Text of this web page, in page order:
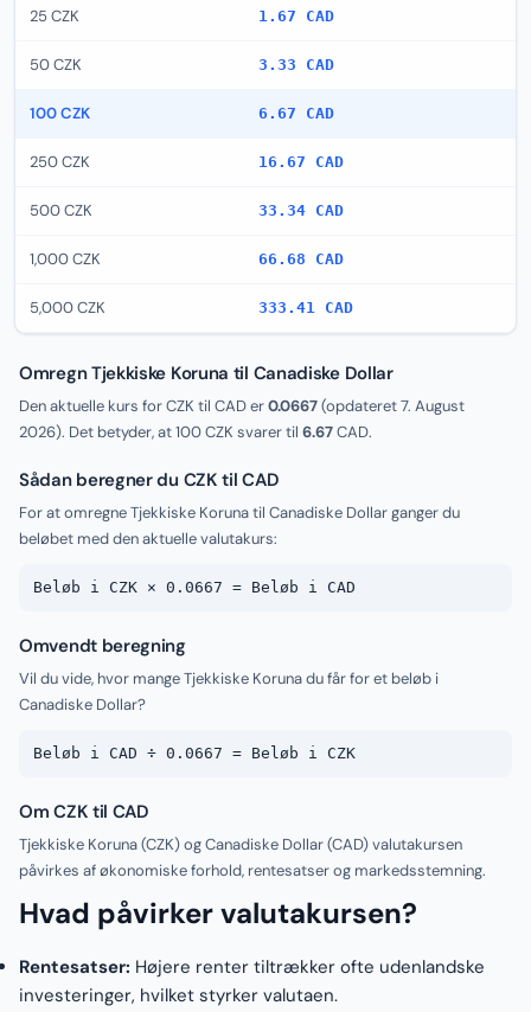
25 CZK 1.67 CAD
50 CZK 3.33 CAD
100 CZK 6.67 CAD
250 CZK 16.67 CAD
500 CZK 33.34 CAD
1,000 CZK 66.68 CAD
5,000 CZK 333.41 CAD
Omregn Tjekkiske Koruna til Canadiske Dollar
Den aktuelle kurs for CZK til CAD er0.0667(opdateret7. August
2026). Det betyder, at 100 CZK svarer til 6.67CAD.
Sådan beregner du CZK til CAD
For at omregne Tjekkiske Koruna til Canadiske Dollar ganger du
beløbet med den aktuelle valutakurs:
Beløb i CZK × 0.0667 = Beløb i CAD
Omvendt beregning
Vil du vide, hvor mange Tjekkiske Koruna du får for et beløb i
Canadiske Dollar?
Beløb i CAD ÷ 0.0667 = Beløb i CZK
Om CZK til CAD
Tjekkiske Koruna (CZK) og Canadiske Dollar (CAD) valutakursen
påvirkes af økonomiske forhold, rentesatser og markedsstemning.
Hvad påvirker valutakursen?
Rentesatser: Højere renter tiltrækker ofte udenlandske
investeringer, hvilket styrker valutaen.